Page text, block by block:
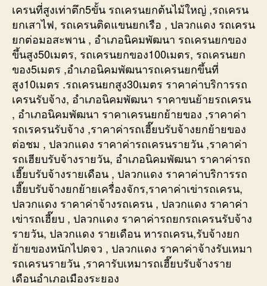
เครนที่สูงเท่าตึก5ขั้น รถเครนยกต้นไม้ใหญ่ ,รถเครน
ยกเสาไฟ, รถเครนติดแขนยกเรือ , ปลวกแดง รถเครน
ยกต่อมอสะพาน , อำเภอนิคมพัฒนา รถเครนยกของ
ขึ้นสูง50เมตร, รถเครนยกของ100เมตร, รถเครนยก
ของ5เมตร ,อำเภอนิคมพัฒนารถเครนยกขึ้นที่
สูง10เมตร .รถเครนยกสูง30เมตร ราคาค่าบริการรถ
เครนรับจ้าง, อำเภอนิคมพัฒนา ราคาขนย้ายรถเครน
, อำเภอนิคมพัฒนา ราคาเครนยกย้ายของ ,ราคาค่า
รถเรครนรับจ้าง ,ราคาค่ารถเฮี๊ยบรับจ้างยกย้ายของ
ต่อชม , ปลวกแดง ราคาค่ารถเครนรายวัน ,ราคาค่า
รถเฮียบรับจ้างรายวัน, อำเภอนิคมพัฒนา ราคาค่ารถ
เฮี๊ยบรับจ้างรายเดือน , ปลวกแดง ราคาค่าบริการรถ
เฮี๊ยบรับจ้างยกย้ายเครื่องจักร,ราคาค่าเข่ารถเครน,
ปลวกแดง ราคาค่าจ้างรถเครน , ปลวกแดง ราคาค่า
เข่ารถเฮี๊ยบ , ปลวกแดง ราคาค่ารถยกรถเครนรับจ้าง
รายวัน, ปลวกแดง รายเดือน หารถเครน,รับจ้างยก
ย้ายของหนักไปตจว , ปลวกแดง ราคาค่าจ้างรับเหมา
รถเครนรายวัน ,ราคารับเหมารถเฮี๊ยบรับจ้างราย
เดือนอำเภอเมืองระยอง